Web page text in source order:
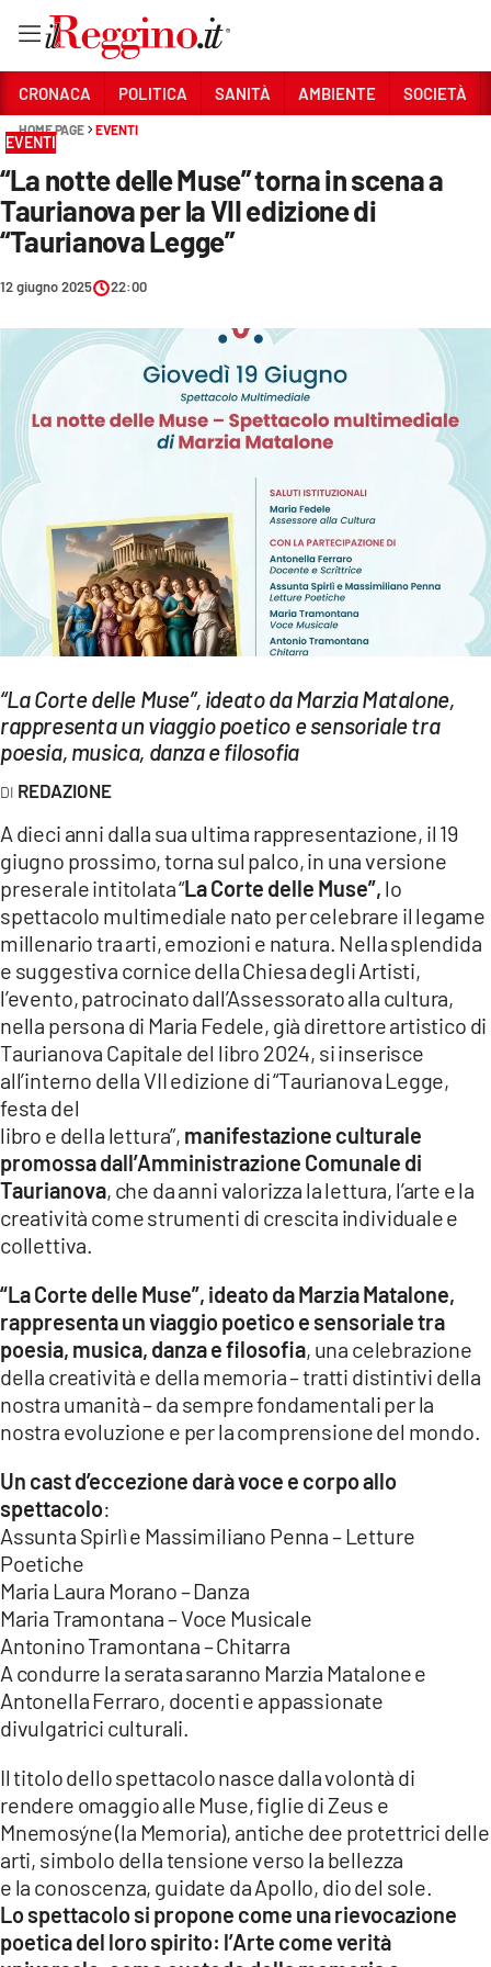
Sezioni
CRONACA
POLITICA
SANITÀ
AMBIENTE
SOCIETÀ
CULTURA
ECONOMIA E LAVORO
SPORT
Streaming
LAC NETWORK
LAC ONAIR
LaC
Network
LACPLAY.IT
LACTV.IT
LACONAIR.IT
LACITYMAG.IT
ILREGGINO.IT
COSENZACHANNEL.IT
ILVIBONESE.IT
CATANZAROCHANNEL.IT
LACAPITALENEWS.IT
App
ANDROID
APPLE
CRONACA POLITICA SANITÀ AMBIENTE SOCIETÀ
HOME PAGE EVENTI
EVENTI
“La notte delle Muse” torna in scena a
Taurianova per la VII edizione di
“Taurianova Legge”
12 giugno 2025 22:00
“La Corte delle Muse”, ideato da Marzia Matalone,
rappresenta un viaggio poetico e sensoriale tra
poesia, musica, danza e filosofia
REDAZIONE
A dieci anni dalla sua ultima rappresentazione, il 19
giugno prossimo, torna sul palco, in una versione
preserale intitolata “La Corte delle Muse”, lo
spettacolo multimediale nato per celebrare il legame
millenario tra arti, emozioni e natura. Nella splendida
e suggestiva cornice della Chiesa degli Artisti,
l’evento, patrocinato dall’Assessorato alla cultura,
nella persona di Maria Fedele, già direttore artistico di
Taurianova Capitale del libro 2024, si inserisce
all’interno della VII edizione di “Taurianova Legge,
festa del
libro e della lettura”, manifestazione culturale
promossa dall’Amministrazione Comunale di
Taurianova, che da anni valorizza la lettura, l’arte e la
creatività come strumenti di crescita individuale e
collettiva.
“La Corte delle Muse”, ideato da Marzia Matalone,
rappresenta un viaggio poetico e sensoriale tra
poesia, musica, danza e filosofia, una celebrazione
della creatività e della memoria – tratti distintivi della
nostra umanità – da sempre fondamentali per la
nostra evoluzione e per la comprensione del mondo.
Un cast d’eccezione darà voce e corpo allo
spettacolo:
Assunta Spirlì e Massimiliano Penna – Letture
Poetiche
Maria Laura Morano – Danza
Maria Tramontana – Voce Musicale
Antonino Tramontana – Chitarra
A condurre la serata saranno Marzia Matalone e
Antonella Ferraro, docenti e appassionate
divulgatrici culturali.
Il titolo dello spettacolo nasce dalla volontà di
rendere omaggio alle Muse, figlie di Zeus e
Mnemosýne (la Memoria), antiche dee protettrici delle
arti, simbolo della tensione verso la bellezza
e la conoscenza, guidate da Apollo, dio del sole.
Lo spettacolo si propone come una rievocazione
poetica del loro spirito: l’Arte come verità